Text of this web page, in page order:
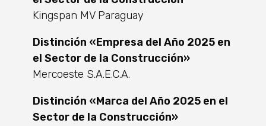
Kingspan MV Paraguay
Distinción «Empresa del Año 2025 en
el Sector de la Construcción»
Mercoeste S.A.E.C.A.
Distinción «Marca del Año 2025 en el
Sector de la Construcción»